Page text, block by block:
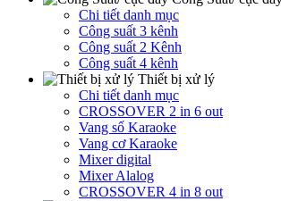
Chi tiết danh mục
Công suất 3 kênh
Công suất 2 Kênh
Công suất 4 kênh
Thiết bị xử lý
Chi tiết danh mục
CROSSOVER 2 in 6 out
Vang số Karaoke
Vang cơ Karaoke
Mixer digital
Mixer Alalog
CROSSOVER 4 in 8 out